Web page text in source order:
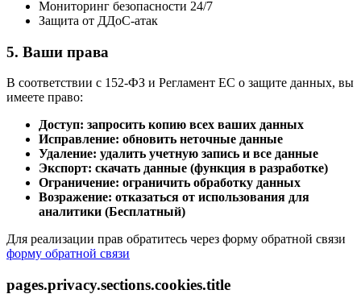
Мониторинг безопасности 24/7
Защита от ДДоС-атак
5. Ваши права
В соответствии с 152-ФЗ и Регламент ЕС о защите данных, вы
имеете право:
Доступ: запросить копию всех ваших данных
Исправление: обновить неточные данные
Удаление: удалить учетную запись и все данные
Экспорт: скачать данные (функция в разработке)
Ограничение: ограничить обработку данных
Возражение: отказаться от использования для
аналитики (Бесплатный)
Для реализации прав обратитесь через форму обратной связи
форму обратной связи
pages.privacy.sections.cookies.title